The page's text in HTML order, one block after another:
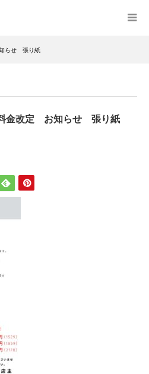
らせ 張り紙
改定 お知らせ 張り紙